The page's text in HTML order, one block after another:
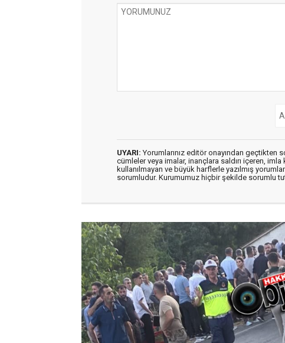
UYARI: Yorumlarınız editör onayından geçtikten
cümleler veya imalar, inançlara saldırı içeren, imla
kullanılmayan ve büyük harflerle yazılmış
sorumludur. Kurumumuz hiçbir şekilde sorumlu